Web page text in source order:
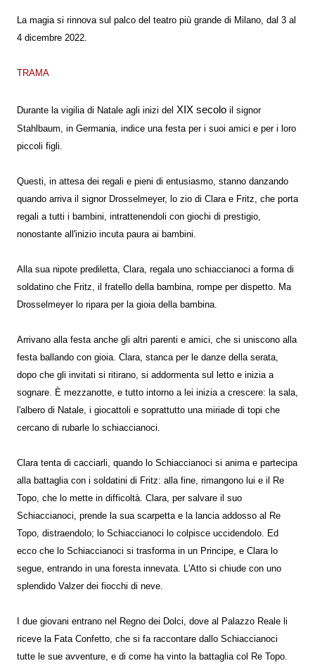
La magia si rinnova sul palco del teatro più grande di Milano, dal 3 al
4 dicembre 2022.
TRAMA
Durante la vigilia di Natale agli inizi del XIX secolo il signor
Stahlbaum, in Germania, indice una festa per i suoi amici e per i loro
piccoli figli.
Questi, in attesa dei regali e pieni di entusiasmo, stanno danzando
quando arriva il signor Drosselmeyer, lo zio di Clara e Fritz, che porta
regali a tutti i bambini, intrattenendoli con giochi di prestigio,
nonostante all'inizio incuta paura ai bambini.
Alla sua nipote prediletta, Clara, regala uno schiaccianoci a forma di
soldatino che Fritz, il fratello della bambina, rompe per dispetto. Ma
Drosselmeyer lo ripara per la gioia della bambina.
Arrivano alla festa anche gli altri parenti e amici, che si uniscono alla
festa ballando con gioia. Clara, stanca per le danze della serata,
dopo che gli invitati si ritirano, si addormenta sul letto e inizia a
sognare. È mezzanotte, e tutto intorno a lei inizia a crescere: la sala,
l'albero di Natale, i giocattoli e soprattutto una miriade di topi che
cercano di rubarle lo schiaccianoci.
Clara tenta di cacciarli, quando lo Schiaccianoci si anima e partecipa
alla battaglia con i soldatini di Fritz: alla fine, rimangono lui e il Re
Topo, che lo mette in difficoltà. Clara, per salvare il suo
Schiaccianoci, prende la sua scarpetta e la lancia addosso al Re
Topo, distraendolo; lo Schiaccianoci lo colpisce uccidendolo. Ed
ecco che lo Schiaccianoci si trasforma in un Principe, e Clara lo
segue, entrando in una foresta innevata. L'Atto si chiude con uno
splendido Valzer dei fiocchi di neve.
I due giovani entrano nel Regno dei Dolci, dove al Palazzo Reale li
riceve la Fata Confetto, che si fa raccontare dallo Schiaccianoci
tutte le sue avventure, e di come ha vinto la battaglia col Re Topo.